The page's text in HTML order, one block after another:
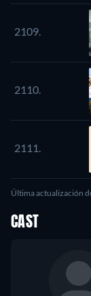
2109.
2110.
2111.
Última actualización
CAST